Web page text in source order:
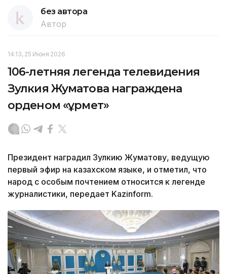
без автора
Автор
14:13, 25 Июня 2026
106-летняя легенда телевидения
Зулкия Жуматова награждена
орденом «Құрмет»
Президент наградил Зулкию Жуматову, ведущую
первый эфир на казахском языке, и отметил, что
народ с особым почтением относится к легенде
журналистики, передает Kazinform.